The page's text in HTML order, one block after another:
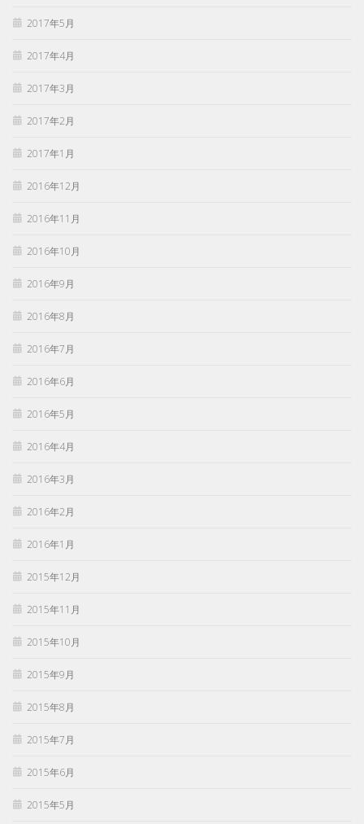
2017年5月
2017年4月
2017年3月
2017年2月
2017年1月
2016年12月
2016年11月
2016年10月
2016年9月
2016年8月
2016年7月
2016年6月
2016年5月
2016年4月
2016年3月
2016年2月
2016年1月
2015年12月
2015年11月
2015年10月
2015年9月
2015年8月
2015年7月
2015年6月
2015年5月